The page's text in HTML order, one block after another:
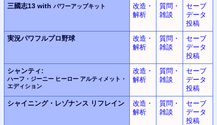
三國志13 with パワーアップキット
改造・
解析
質問・
雑談
セーブ
データ
投稿
実況パワフルプロ野球
改造・
解析
質問・
雑談
セーブ
データ
投稿
シャンティ:
ハーフ・ジーニー ヒーロー アルティメット・
エディション
改造・
解析
質問・
雑談
セーブ
データ
投稿
シャイニング・レゾナンス リフレイン
改造・
解析
質問・
雑談
セーブ
データ
投稿